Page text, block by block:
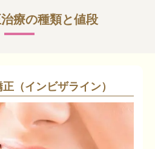
療の種類と値段
正 （インビザライン）